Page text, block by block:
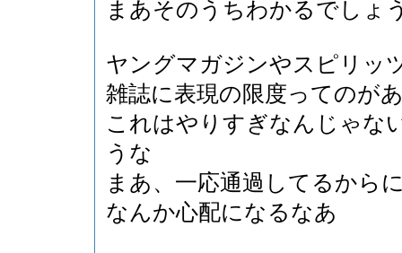
まあそのうちわかるでし
ヤングマガジンやスピリッ
雑誌に表現の限度ってのが
これはやりすぎなんじゃな
うな
まあ、一応通過してるから
なんか心配になるなあ